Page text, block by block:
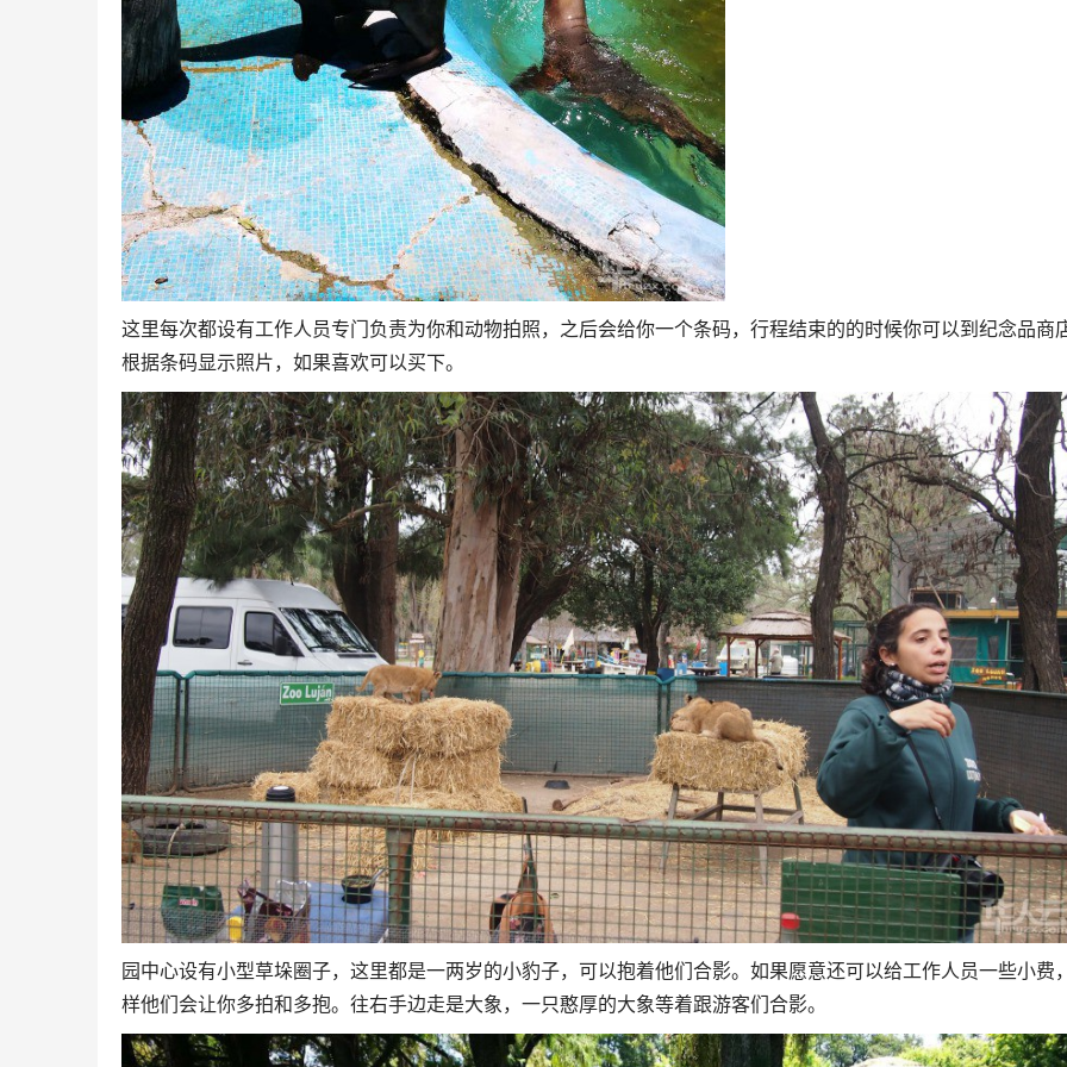
这里每次都设有工作人员专门负责为你和动物拍照，之后会给你一个条码，行程结束的的时候你可以到纪念品商
根据条码显示照片，如果喜欢可以买下。
园中心设有小型草垛圈子，这里都是一两岁的小豹子，可以抱着他们合影。如果愿意还可以给工作人员一些小费
样他们会让你多拍和多抱。往右手边走是大象，一只憨厚的大象等着跟游客们合影。